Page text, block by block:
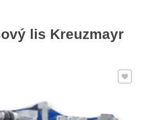
lis Kreuzmayr
Pridať